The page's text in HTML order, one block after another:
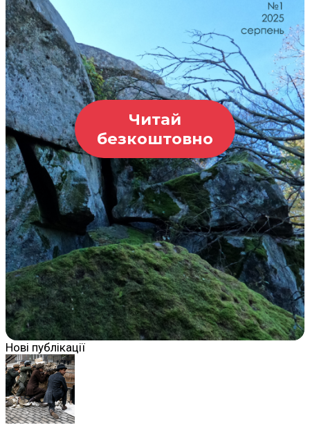
Читай
безкоштовно
Нові публікації